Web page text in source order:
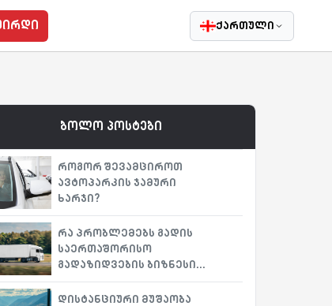
ქართული
ბოლო პოსტები
როგორ შევამციროთ
ავტოპარკის ჯამური
ხარჯი?
რა პრობლემებს გადის
საერთაშორისო
გადაზიდვების ბიზნესი
პროცესის
ავტომატიზაციის გარეშე?
დისტანციური მუშაობა